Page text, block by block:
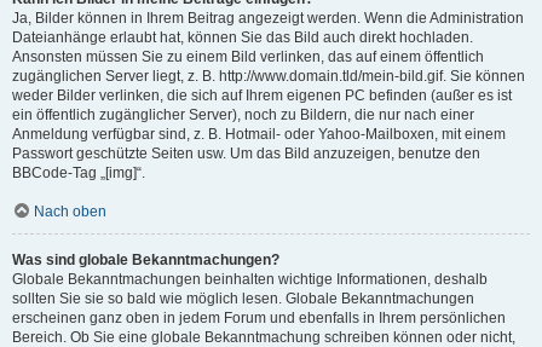
Ja, Bilder können in Ihrem Beitrag angezeigt werden. Wenn die Administration
Dateianhänge erlaubt hat, können Sie das Bild auch direkt hochladen.
Ansonsten müssen Sie zu einem Bild verlinken, das auf einem öffentlich
zugänglichen Server liegt, z. B. http://www.domain.tld/mein-bild.gif. Sie können
weder Bilder verlinken, die sich auf Ihrem eigenen PC befinden (außer es ist
ein öffentlich zugänglicher Server), noch zu Bildern, die nur nach einer
Anmeldung verfügbar sind, z. B. Hotmail- oder Yahoo-Mailboxen, mit einem
Passwort geschützte Seiten usw. Um das Bild anzuzeigen, benutze den
BBCode-Tag „[img]“.
Nach oben
Was sind globale Bekanntmachungen?
Globale Bekanntmachungen beinhalten wichtige Informationen, deshalb
sollten Sie sie so bald wie möglich lesen. Globale Bekanntmachungen
erscheinen ganz oben in jedem Forum und ebenfalls in Ihrem persönlichen
Bereich. Ob Sie eine globale Bekanntmachung schreiben können oder nicht,